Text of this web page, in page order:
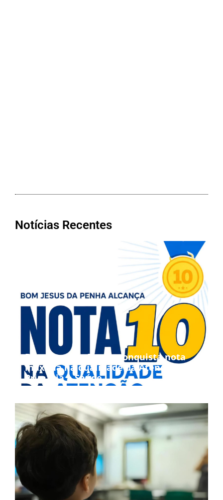
Notícias Recentes
Bom Jesus da Penha conquista nota
máxima na qualidade da Atenção
Primária à Saúde